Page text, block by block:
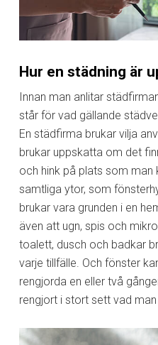
Hur en städning är
Innan man anlitar
står för vad gällande
En städfirma brukar vilja
brukar uppskatta om det
och hink på plats som man
samtliga ytor, som
brukar vara grunden i en
även att ugn, spis och
toalett, dusch och badkar
varje tillfälle. Och fönster
rengjorda en eller två
rengjort i stort sett vad